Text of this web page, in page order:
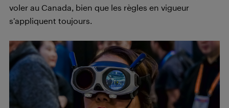
voler au Canada, bien que les règles en vigueur
s’appliquent toujours.